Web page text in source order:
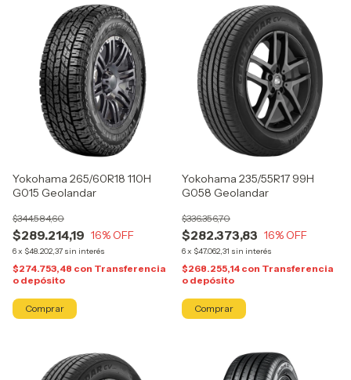
Yokohama 265/60R18 110H
G015 Geolandar
$289.214,19
$344.584,60
16% OFF
6x $48.202,37 sin interés
$274.753,48 con Transferencia
o depósito
Yokohama 235/55R17 99H
G058 Geolandar
$282.373,83
$336.356,70
16% OFF
6x $47.062,31 sin interés
$268.255,14 con Transferencia
o depósito